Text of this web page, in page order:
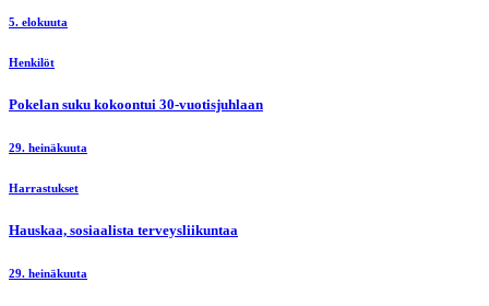
5. elokuuta
Henkilöt
Pokelan suku kokoontui 30-vuotisjuhlaan
29. heinäkuuta
Harrastukset
Hauskaa, sosiaalista terveysliikuntaa
29. heinäkuuta